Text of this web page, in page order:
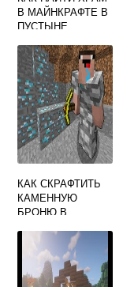
В МАЙНКРАФТЕ В
ПУСТЫНЕ
КАК СКРАФТИТЬ
КАМЕННУЮ
БРОНЮ В